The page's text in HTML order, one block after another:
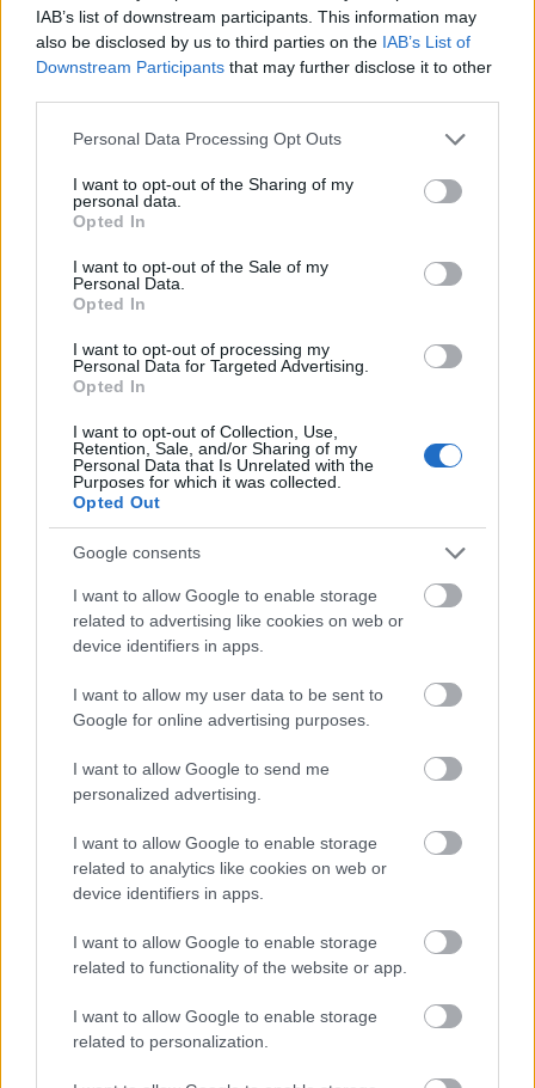
IAB’s list of downstream participants. This information may
also be disclosed by us to third parties on the IAB’s List of
Downstream Participants that may further disclose it to other
Please note that this website/app uses one or more Google
not limited to your visit or usage behaviour. You may click to
grant or deny consent to Google and its third-party tags to
use your data for below specified purposes in below Google
consent section.
Personal Data Processing Opt Outs
I want to opt-out of the Sharing of my
personal data.
Opted In
I want to opt-out of the Sale of my
Personal Data.
Opted In
I want to opt-out of processing my
Personal Data for Targeted Advertising.
Opted In
I want to opt-out of Collection, Use,
Retention, Sale, and/or Sharing of my
Personal Data that Is Unrelated with the
Purposes for which it was collected.
Opted Out
Google consents
I want to allow Google to enable storage
related to advertising like cookies on web or
device identifiers in apps.
I want to allow my user data to be sent to
Google for online advertising purposes.
I want to allow Google to send me
personalized advertising.
I want to allow Google to enable storage
related to analytics like cookies on web or
device identifiers in apps.
I want to allow Google to enable storage
related to functionality of the website or app.
I want to allow Google to enable storage
related to personalization.
A Vienna Capitals legyőzte a finn
Kanadai győzelem a junior-világkupán
Szólj hozzá!
A hozzászóláshoz be kell lépned!
VAGY
Skyblue
Hajrá Jani! Mindent bele!